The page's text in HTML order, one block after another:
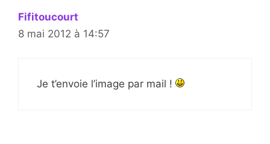
Fifitoucourt
8 mai 2012 à 14:57
Je t’envoie l’image par mail !